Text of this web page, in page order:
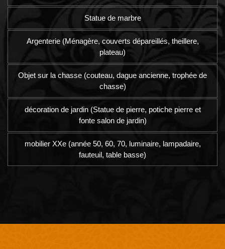
Statue de marbre
Argenterie (Ménagère, couverts dépareillés, theillere,
plateau)
Objet sur la chasse (couteau, dague ancienne, trophée de
chasse)
décoration de jardin (Statue de pierre, potiche pierre et
fonte salon de jardin)
mobilier XXe (année 50, 60, 70, luminaire, lampadaire,
fauteuil, table basse)